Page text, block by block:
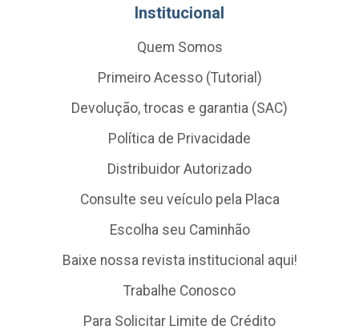
Institucional
Quem Somos
Primeiro Acesso (Tutorial)
Devolução, trocas e garantia (SAC)
Política de Privacidade
Distribuidor Autorizado
Consulte seu veículo pela Placa
Escolha seu Caminhão
Baixe nossa revista institucional aqui!
Trabalhe Conosco
Para Solicitar Limite de Crédito